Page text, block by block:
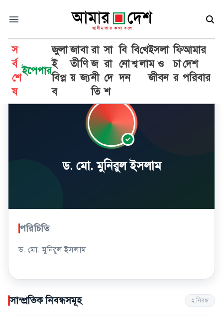
স
র্ব
শে
ষ
ইপেপার
জুলা
ই
বিপ্ল
ব
জা
তী
য়
বা
ণি
জ্য
রা
জ
নী
তি
সা
রা
দে
শ
বি
নো
দন
বি
শ্ব
খে
লা
ইসলা
ম ও
জীবন
ফি
চা
র
আমার
দেশ
পরিবার
ড. মো. মুনিরুল ইসলাম
পরিচিতি
ড. মো. মুনিরুল ইসলাম
সাম্প্রতিক নিবন্ধসমূহ ২ নিবন্ধ